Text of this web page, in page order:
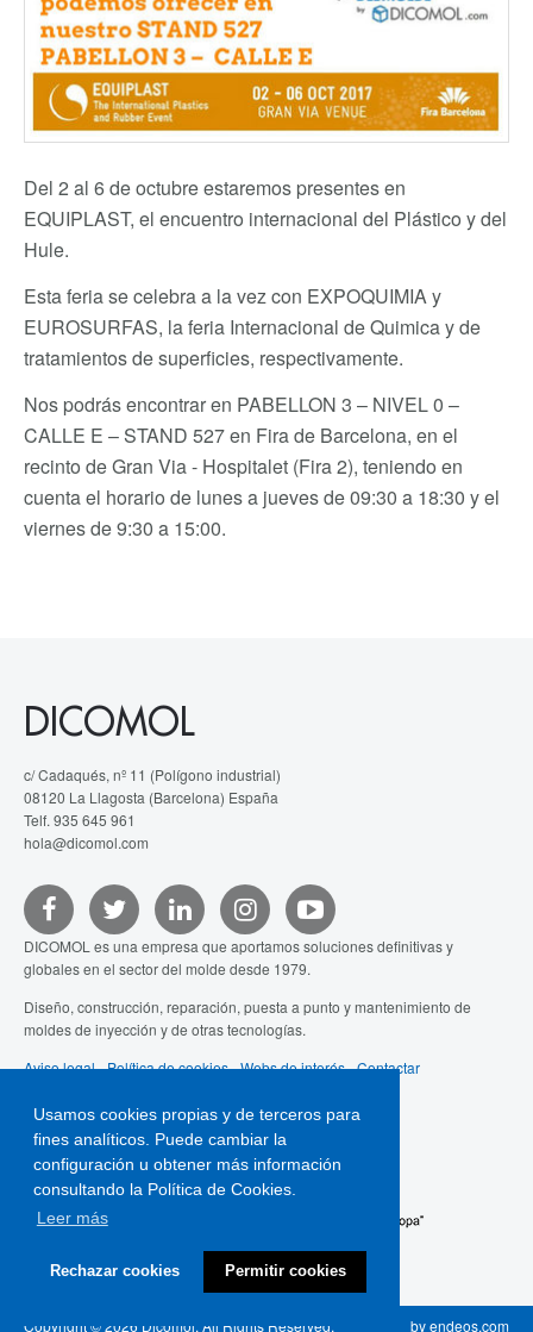
Usamos cookies propias y de terceros para
fines analíticos. Puede cambiar la
configuración u obtener más información
consultando la Política de Cookies.
Leer más
Rechazar cookies Permitir cookies
Del 2 al 6 de octubre estaremos presentes en
EQUIPLAST, el encuentro internacional del Plástico y del
Hule.
Esta feria se celebra a la vez con EXPOQUIMIA y
EUROSURFAS, la feria Internacional de Quimica y de
tratamientos de superficies, respectivamente.
Nos podrás encontrar en PABELLON 3 – NIVEL 0 –
CALLE E – STAND 527 en Fira de Barcelona, en el
recinto de Gran Via - Hospitalet (Fira 2), teniendo en
cuenta el horario de lunes a jueves de 09:30 a 18:30 y el
viernes de 9:30 a 15:00.
DICOMOL
c/ Cadaqués, nº 11 (Polígono industrial)
08120 La Llagosta (Barcelona) España
Telf. 935 645 961
hola@dicomol.com
DICOMOL es una empresa que aportamos soluciones definitivas y
globales en el sector del molde desde 1979.
Diseño, construcción, reparación, puesta a punto y mantenimiento de
moldes de inyección y de otras tecnologías.
Aviso legal-Política de cookies-Webs de interés-Contactar
Copyright © 2026 Dicomol. All Rights Reserved. byendeos.com